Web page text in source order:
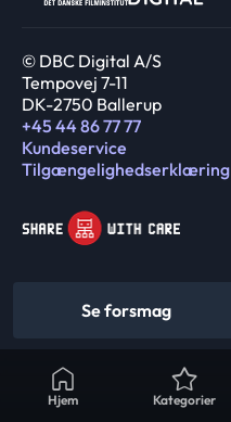
Hjem Kategorier
Se forsmag
© DBC Digital A/S
Tempovej 7-11
DK-2750 Ballerup
+45 44 86 77 77
Kundeservice
Tilgængelighedserklæring